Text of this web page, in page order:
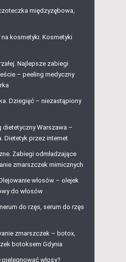
międzyzębowa,
kosmetyki. Kosmetyki
Najlepsze zabiegi
– peeling medyczny
Dziegięć – niezastąpiony
dietetyczny Warszawa –
Dietetyk przez internet
Zabiegi odmładzające
zmarszczek mimicznych
włosów – olejek
do włosów
do rzęs, serum do rzęs
zmarszczek – botox,
botoksem Gdynia
włosy?